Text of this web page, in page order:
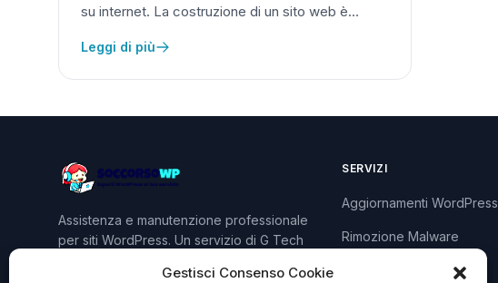
Gestisci Consenso Cookie
su internet. La costruzione di un sito web è…
Leggi di più
Assistenza e manutenzione professionale
per siti WordPress. Un servizio di G Tech
SERVIZI
Aggiornamenti WordPress
Rimozione Malware